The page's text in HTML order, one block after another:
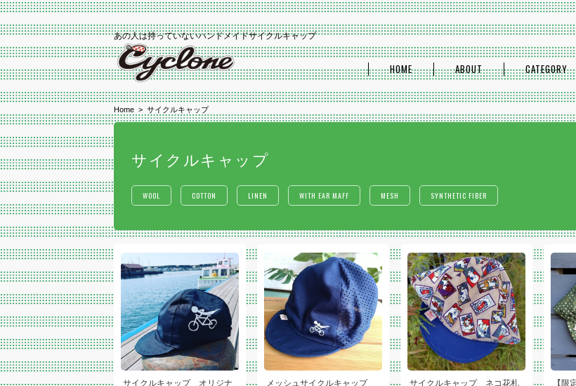
あの人は持っていないハンドメイドサイクルキャップ
HOME ABOUT CATEGORY
Home サイクルキャップ
サイクルキャップ
WOOL COTTON LINEN WITH EAR MAFF MESH SYNTHETIC FIBER
サイクルキャップ オリジナ
メッシュサイクルキャップ
サイクルキャップ ネコ花札
【限